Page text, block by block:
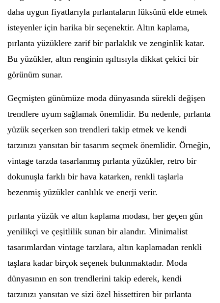
daha uygun fiyatlarıyla pırlantaların lüksünü elde etmek
isteyenler için harika bir seçenektir. Altın kaplama,
pırlanta yüzüklere zarif bir parlaklık ve zenginlik katar.
Bu yüzükler, altın renginin ışıltısıyla dikkat çekici bir
görünüm sunar.
Geçmişten günümüze moda dünyasında sürekli değişen
trendlere uyum sağlamak önemlidir. Bu nedenle, pırlanta
yüzük seçerken son trendleri takip etmek ve kendi
tarzınızı yansıtan bir tasarım seçmek önemlidir. Örneğin,
vintage tarzda tasarlanmış pırlanta yüzükler, retro bir
dokunuşla farklı bir hava katarken, renkli taşlarla
bezenmiş yüzükler canlılık ve enerji verir.
pırlanta yüzük ve altın kaplama modası, her geçen gün
yenilikçi ve çeşitlilik sunan bir alandır. Minimalist
tasarımlardan vintage tarzlara, altın kaplamadan renkli
taşlara kadar birçok seçenek bulunmaktadır. Moda
dünyasının en son trendlerini takip ederek, kendi
tarzınızı yansıtan ve sizi özel hissettiren bir pırlanta